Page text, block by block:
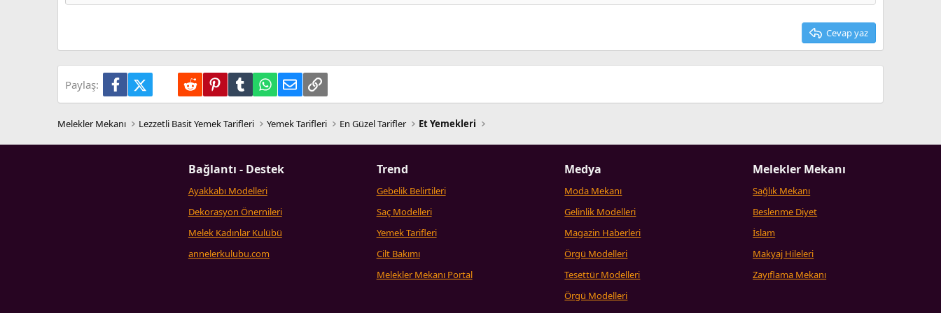
Times New Roman
Cevap yaz
Paylaş: FacebookX (Twitter)LinkedIn
Reddit PinterestTumblrWhatsApp
E-postaLink
Melekler Mekanı Lezzetli Basit Yemek Tarifleri Yemek Tarifleri En Güzel Tarifler Et Yemekleri
Bağlantı - Destek
Ayakkabı Modelleri
Dekorasyon Önernileri
Melek Kadınlar Kulübü
annelerkulubu.com
Trend
Gebelik Belirtileri
Saç Modelleri
Yemek Tarifleri
Cilt Bakımı
Melekler Mekanı Portal
Medya
Moda Mekanı
Gelinlik Modelleri
Magazin Haberleri
Örgü Modelleri
Tesettür Modelleri
Örgü Modelleri
Melekler Mekanı
Sağlık Mekanı
Beslenme Diyet
İslam
Makyaj Hileleri
Zayıflama Mekanı